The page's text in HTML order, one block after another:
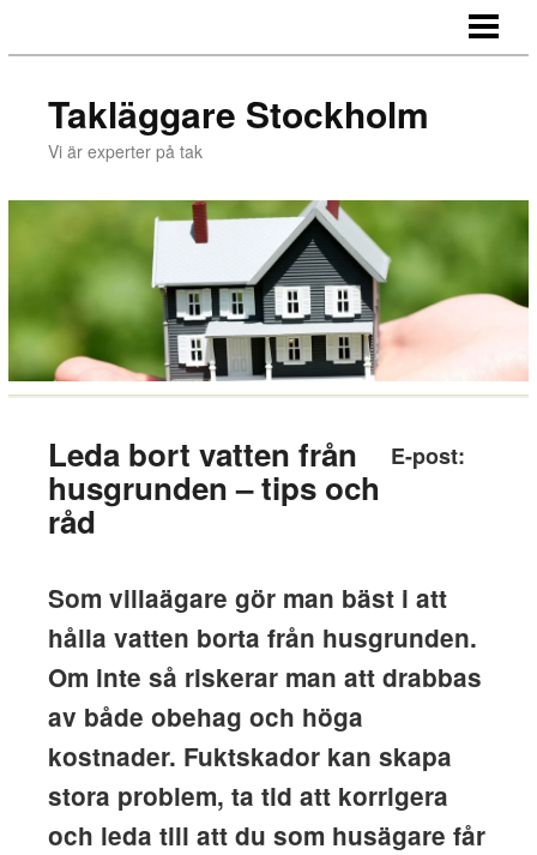
HÄR JOBBAR VI
OFFERT
Takläggare Stockholm
Vi är experter på tak
Leda bort vatten från
husgrunden – tips och
råd
Som villaägare gör man bäst i att
hålla vatten borta från husgrunden.
Om inte så riskerar man att drabbas
av både obehag och höga
kostnader. Fuktskador kan skapa
stora problem, ta tid att korrigera
och leda till att du som husägare får
E-post: